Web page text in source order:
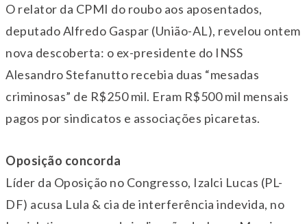
O relator da CPMI do roubo aos aposentados,
deputado Alfredo Gaspar (União-AL), revelou ontem
nova descoberta: o ex-presidente do INSS
Alesandro Stefanutto recebia duas “mesadas
criminosas” de R$250 mil. Eram R$500 mil mensais
pagos por sindicatos e associações picaretas.
Oposição concorda
Líder da Oposição no Congresso, Izalci Lucas (PL-
DF) acusa Lula & cia de interferência indevida, no